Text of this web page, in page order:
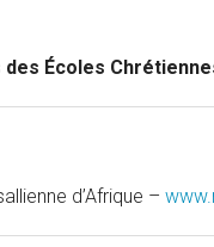
Écoles
d’Afrique –